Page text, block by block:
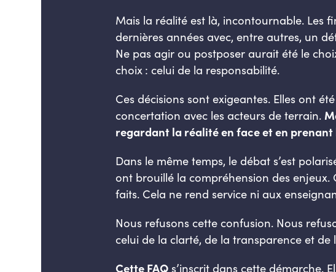
Mais la réalité est là, incontournable. Les
dernières années avec, entre autres, un
Ne pas agir ou postposer aurait été le
choix : celui de la responsabilité.
Ces décisions sont exigeantes. Elles ont
concertation avec les acteurs de terrain.
regardant la réalité en face et en prenant
Dans le même temps, le débat s’est
ont brouillé la compréhension des enjeux.
faits. Cela ne rend service ni aux
Nous refusons cette confusion. Nous
celui de la clarté, de la transparence et de
Cette FAQs’inscrit dans cette démarche.